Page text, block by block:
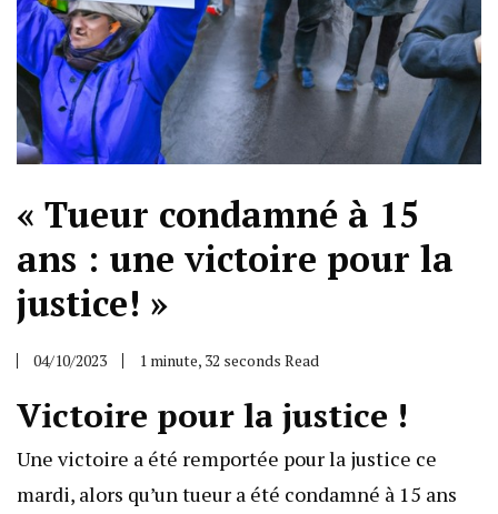
« Tueur condamné à 15
ans : une victoire pour la
justice! »
04/10/2023 1 minute, 32 seconds Read
Victoire pour la justice !
Une victoire a été remportée pour la justice ce
mardi, alors qu’un tueur a été condamné à 15 ans